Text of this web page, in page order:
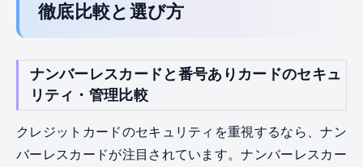
徹底比較と選び方
ナンバーレスカードと番号ありカードのセキュ
リティ・管理比較
クレジットカードのセキュリティを重視するなら、ナン
バーレスカードが注目されています。ナンバーレスカー